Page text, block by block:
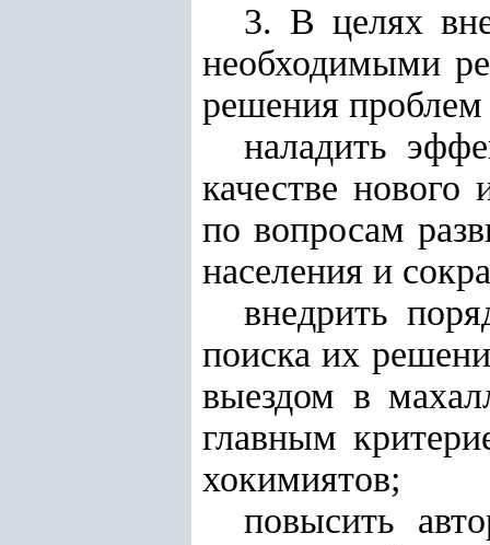
3. В целях
необходимыми
решения проблем
наладить
качестве
по вопросам
населения и
внедрить
поиска их
выездом в
главным
хокимиятов;
повысить